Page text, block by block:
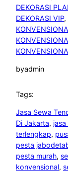
DEKORASI
DEKORASI VIP,
byadmin
Tags:
Jasa Sewa
Di Jakarta,
terlengkap,
pesta
pesta murah,
konvensional,